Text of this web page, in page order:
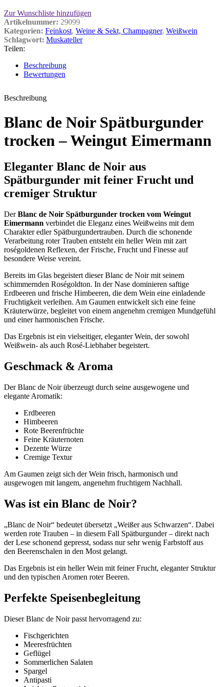
Zur Wunschliste hinzufügen
Artikelnummer: 29099
Kategorien: Feinkost, Weine & Sekt, Champagner, Weißwein
Schlagwort: Muskateller
Teilen:
Beschreibung
Bewertungen
Beschreibung
Blanc de Noir Spätburgunder
trocken – Weingut Eimermann
Eleganter Blanc de Noir aus
Spätburgunder mit feiner Frucht und
cremiger Struktur
DerBlanc de Noir Spätburgunder trocken vom Weingut
Eimermann verbindet die Eleganz eines Weißweins mit dem
Charakter edler Spätburgundertrauben. Durch die schonende
Verarbeitung roter Trauben entsteht ein heller Wein mit zart
roségoldenen Reflexen, der Frische, Frucht und Finesse auf
besondere Weise vereint.
Bereits im Glas begeistert dieser Blanc de Noir mit seinem
schimmernden Roségoldton. In der Nase dominieren saftige
Erdbeeren und frische Himbeeren, die dem Wein eine einladende
Fruchtigkeit verleihen. Am Gaumen entwickelt sich eine feine
Kräuterwürze, begleitet von einem angenehm cremigen Mundgefühl
und einer harmonischen Frische.
Das Ergebnis ist ein vielseitiger, eleganter Wein, der sowohl
Weißwein- als auch Rosé-Liebhaber begeistert.
Geschmack & Aroma
Der Blanc de Noir überzeugt durch seine ausgewogene und
elegante Aromatik:
Erdbeeren
Himbeeren
Rote Beerenfrüchte
Feine Kräuternoten
Dezente Würze
Cremige Textur
Am Gaumen zeigt sich der Wein frisch, harmonisch und
ausgewogen mit langem, angenehm fruchtigem Nachhall.
Was ist ein Blanc de Noir?
„Blanc de Noir“ bedeutet übersetzt „Weißer aus Schwarzen“. Dabei
werden rote Trauben – in diesem Fall Spätburgunder – direkt nach
der Lese schonend gepresst, sodass nur sehr wenig Farbstoff aus
den Beerenschalen in den Most gelangt.
Das Ergebnis ist ein heller Wein mit feiner Frucht, eleganter Struktur
und den typischen Aromen roter Beeren.
Perfekte Speisenbegleitung
Dieser Blanc de Noir passt hervorragend zu:
Fischgerichten
Meeresfrüchten
Geflügel
Sommerlichen Salaten
Spargel
Antipasti